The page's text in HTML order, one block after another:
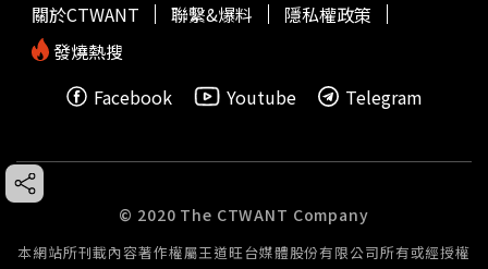
關於CTWANT 聯繫&爆料
隱私權政策
發燒熱搜
Facebook
Youtube Telegram
© 2020 The CTWANT Company
本網站所刊載內容著作權屬王道旺台媒體股份有限公司所有或經授權